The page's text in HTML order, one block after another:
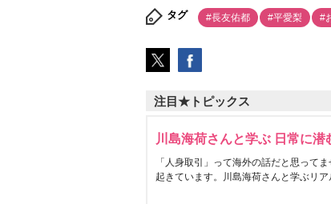
タグ #長友佑都 #平愛梨 #
注目★トピックス
川島海荷さんと学ぶ 日常に潜
「人身取引」って海外の話だと思って
起きています。川島海荷さんと学ぶリア